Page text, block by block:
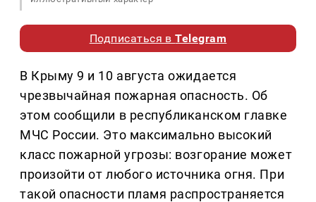
Подписаться вTelegram
В Крыму 9 и 10 августа ожидается
чрезвычайная пожарная опасность. Об
этом сообщили в республиканском главке
МЧС России. Это максимально высокий
класс пожарной угрозы: возгорание может
произойти от любого источника огня. При
такой опасности пламя распространяется